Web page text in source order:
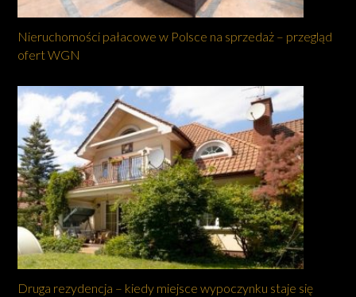
Nieruchomości pałacowe w Polsce na sprzedaż – przegląd
ofert WGN
Druga rezydencja – kiedy miejsce wypoczynku staje się